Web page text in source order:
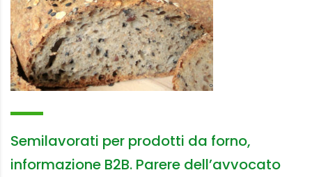
Semilavorati per prodotti da forno,
informazione B2B. Parere dell’avvocato